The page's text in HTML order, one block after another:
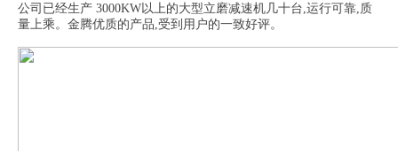
公司已经生产 3000KW以上的大型立磨减速机几十台,运行可靠,质
量上乘。金腾优质的产品,受到用户的一致好评。